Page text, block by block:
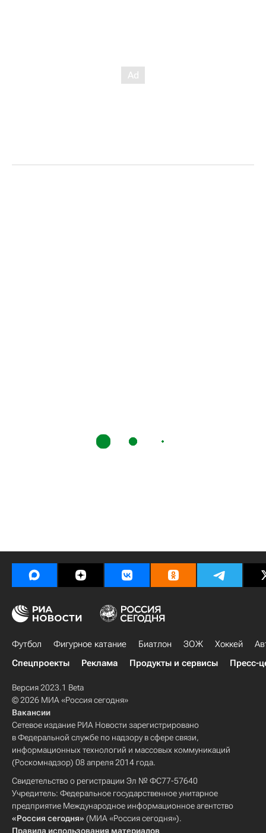
Футбол Фигурное катание Биатлон ЗОЖ Хоккей
Спецпроекты
Реклама Продукты и сервисы Пресс-
Версия 2023.1 Beta
© 2026 МИА «Россия сегодня»
Вакансии
Сетевое издание РИА Новости зарегистрировано
в Федеральной службе по надзору в сфере связи,
информационных технологий и массовых коммуникаций
(Роскомнадзор) 08 апреля 2014 года.
Свидетельство о регистрации Эл № ФС77-57640
Учредитель: Федеральное государственное унитарное
предприятие Международное информационное агентство
«Россия сегодня» (МИА «Россия сегодня»).
Правила использования материалов